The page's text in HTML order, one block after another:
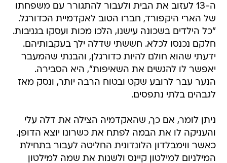
ה-13 לעזוב את הבית ולעבור להתגורר עם משפחתו
של הארי היקפורד, חברו הטוב לאקדמיית הכדורגל.
"כל הילדים בשכונה עישנו, הלכו מכות ועסקו בגניבות.
חלקם נכנסו לכלא. חששתי שדלה ילך בעקבותיהם.
ידעתי שהוא חולם להיות כדורגלן, והבנתי שהמעבר
יאפשר לו להגשים את השאיפות", היא הסבירה.
הנער עבר לרובע שקט ובטוח הרבה יותר, ונסק מאז
לגבהים בלתי נתפסים.
ניתן לומר, אם כך, שהאקדמיה הצילה את דלה עלי
והעניקה לו את הבמה לפתח את כשרונו יוצא הדופן.
כאשר ווימבלדון הלונדונית החליטה לעבור בתחילת
המילניום למילטון קיינס ולשנות את שמה למילטון